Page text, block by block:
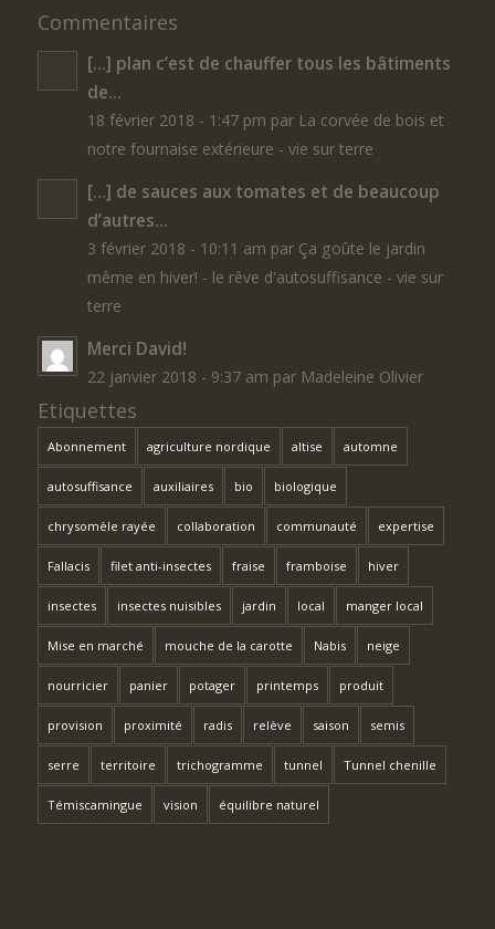
Commentaires
[…] plan c’est de chauffer tous les bâtiments
de...
18 février 2018 - 1:47 pm par La corvée de bois et
notre fournaise extérieure - vie sur terre
[…] de sauces aux tomates et de beaucoup
d’autres...
3 février 2018 - 10:11 am par Ça goûte le jardin
même en hiver! - le rêve d'autosuffisance - vie sur
terre
Merci David!
22 janvier 2018 - 9:37 am par Madeleine Olivier
Etiquettes
Abonnement agriculture nordique altise automne
autosuffisance auxiliaires bio biologique
chrysomèle rayée collaboration communauté expertise
Fallacis filet anti-insectes fraise framboise hiver
insectes insectes nuisibles jardin local manger local
Mise en marché mouche de la carotte Nabis neige
nourricier panier potager printemps produit
provision proximité radis relève saison semis
serre territoire trichogramme tunnel Tunnel chenille
Témiscamingue vision équilibre naturel